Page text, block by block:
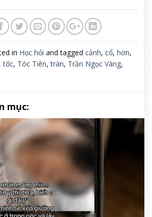
in Học hỏi and tagged cảnh, cổ, hơn,
,tốc, Tóc Tiên,tràn, Trần Ngọc Vàng,
mục: